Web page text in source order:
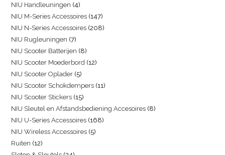
NIU Handleuningen 4
NIU M-Series Accessoires 147
NIU N-Series Accessoires 208
NIU Rugleuningen 7
NIU Scooter Batterijen 8
NIU Scooter Moederbord
12
NIU Scooter Oplader 5
NIU Scooter Schokdempers 11
NIU Scooter Stickers 15
NIU Sleutel en Afstandsbediening Accesoires 8
NIU U-Series Accessoires 168
NIU Wireless Accessoires 5
Ruiten 12